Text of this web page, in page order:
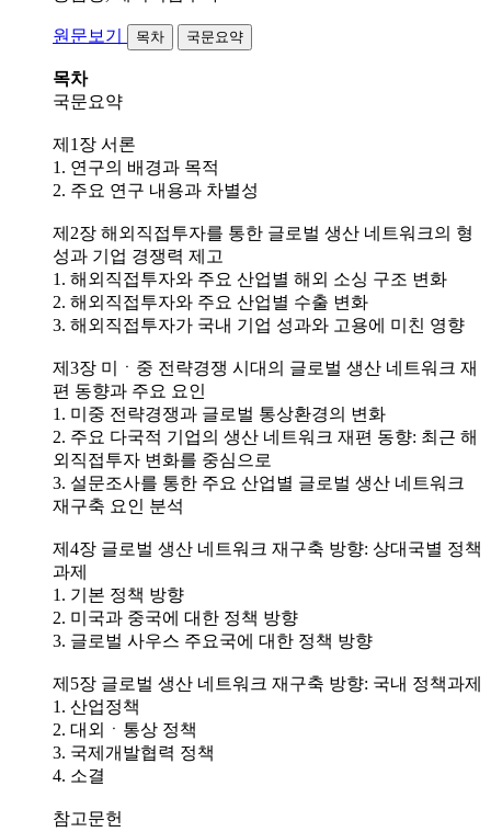
원문보기 목차 국문요약
목차
국문요약
제1장 서론
1. 연구의 배경과 목적
2. 주요 연구 내용과 차별성
제2장 해외직접투자를 통한 글로벌 생산 네트워크의 형
성과 기업 경쟁력 제고
1. 해외직접투자와 주요 산업별 해외 소싱 구조 변화
2. 해외직접투자와 주요 산업별 수출 변화
3. 해외직접투자가 국내 기업 성과와 고용에 미친 영향
제3장 미ㆍ중 전략경쟁 시대의 글로벌 생산 네트워크 재
편 동향과 주요 요인
1. 미중 전략경쟁과 글로벌 통상환경의 변화
2. 주요 다국적 기업의 생산 네트워크 재편 동향: 최근 해
외직접투자 변화를 중심으로
3. 설문조사를 통한 주요 산업별 글로벌 생산 네트워크
재구축 요인 분석
제4장 글로벌 생산 네트워크 재구축 방향: 상대국별 정책
과제
1. 기본 정책 방향
2. 미국과 중국에 대한 정책 방향
3. 글로벌 사우스 주요국에 대한 정책 방향
제5장 글로벌 생산 네트워크 재구축 방향: 국내 정책과제
1. 산업정책
2. 대외ㆍ통상 정책
3. 국제개발협력 정책
4. 소결
참고문헌